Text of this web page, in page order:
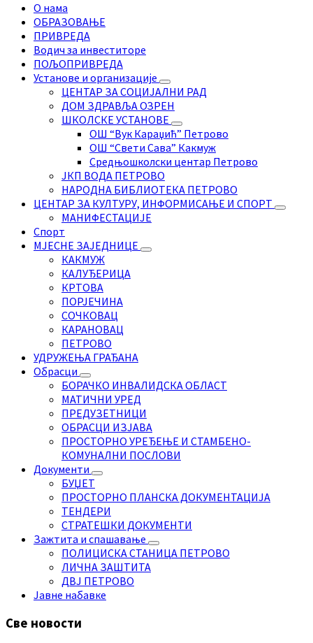
О нама
ОБРАЗОВАЊЕ
ПРИВРЕДА
Водич за инвеститоре
ПОЉОПРИВРЕДА
Установе и организације
ЦЕНТАР ЗА СОЦИЈАЛНИ РАД
ДОМ ЗДРАВЉА ОЗРЕН
ШКОЛСКЕ УСТАНОВЕ
ОШ “Вук Караџић” Петрово
ОШ “Свети Сава” Какмуж
Средњошколски центар Петрово
ЈКП ВОДА ПЕТРОВО
НАРОДНА БИБЛИОТЕКА ПЕТРОВО
ЦЕНТАР ЗА КУЛТУРУ, ИНФОРМИСАЊЕ И СПОРТ
МАНИФЕСТАЦИЈЕ
Спорт
МЈЕСНЕ ЗАЈЕДНИЦЕ
КАКМУЖ
КАЛУЂЕРИЦА
КРТОВА
ПОРЈЕЧИНА
СОЧКОВАЦ
КАРАНОВАЦ
ПЕТРОВО
УДРУЖЕЊА ГРАЂАНА
Обрасци
БОРАЧКО ИНВАЛИДСКА ОБЛАСТ
МАТИЧНИ УРЕД
ПРЕДУЗЕТНИЦИ
ОБРАСЦИ ИЗЈАВА
ПРОСТОРНО УРЕЂЕЊЕ И СТАМБЕНО-
КОМУНАЛНИ ПОСЛОВИ
Документи
БУЏЕТ
ПРОСТОРНО ПЛАНСКА ДОКУМЕНТАЦИЈА
ТЕНДЕРИ
СТРАТЕШКИ ДОКУМЕНТИ
Зажтита и спашавање
ПОЛИЦИСКА СТАНИЦА ПЕТРОВО
ЛИЧНА ЗАШТИТА
ДВЈ ПЕТРОВО
Јавне набавке
Све новости